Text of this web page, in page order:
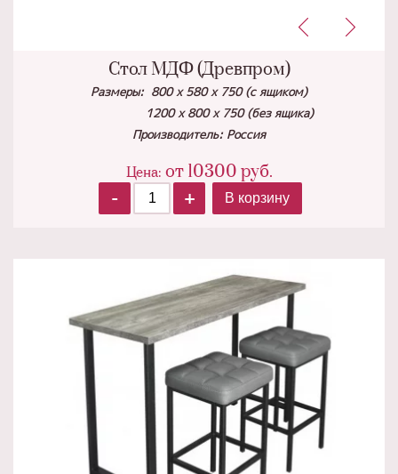
Стол МДФ (Древпром)
Размеры: 800 х 580 х 750 (с ящиком)
1200 х 800 х 750 (без ящика)
Производитель: Россия
Цена: от 10300 руб.
-
+ В корзину